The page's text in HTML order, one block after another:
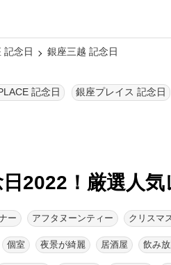
記念日 銀座三越 記念日
記念日 銀座プレイス 記念日
2022！厳選人
ー アフタヌーンティー クリスマ
個室 夜景が綺麗 居酒屋 飲み